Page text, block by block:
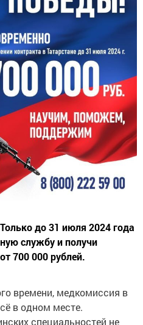
до 31 июля 2024 года
службу и получи
700 000 рублей.
времени, медкомиссия в
в одном месте.
специальностей не